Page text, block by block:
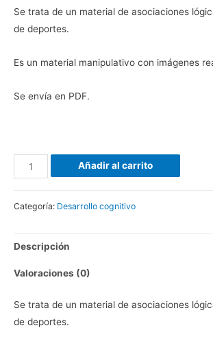
Se trata de un material de asociaciones
de deportes.
Es un material manipulativo con imágenes
Se envía en PDF.
Añadir al carrito
Categoría: Desarrollo cognitivo
Descripción
Valoraciones (0)
Se trata de un material de asociaciones
de deportes.